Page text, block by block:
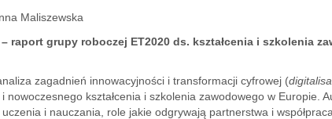
Maliszewska
raport grupy roboczej ET2020 ds. kształcenia i szkolenia
zagadnień innowacyjności i transformacji cyfrowej (
kształcenia i szkolenia zawodowego w Europie.
i nauczania, role jakie odgrywają partnerstwa i